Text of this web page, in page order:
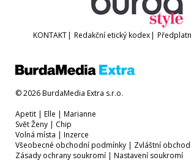
KONTAKT| Redakční etický kodex|
© 2026 BurdaMedia Extra s.r.o.
Apetit | Elle | Marianne
Svět Ženy | Chip
Volná místa | Inzerce
Všeobecné obchodní podmínky | Zvláštní
Zásady ochrany soukromí | Nastavení soukromí